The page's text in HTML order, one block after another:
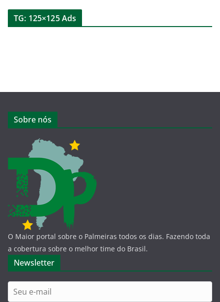
TG: 125×125 Ads
Sobre nós
O Maior portal sobre o Palmeiras todos os dias. Fazendo toda
a cobertura sobre o melhor time do Brasil.
Newsletter